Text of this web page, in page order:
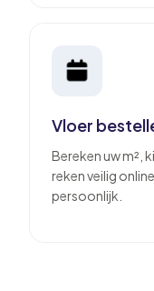
Vloer
Bereken uw m²,
reken veilig
persoonlijk.